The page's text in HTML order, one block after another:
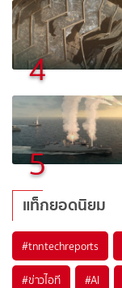
4
5
แท็กยอดนิยม
#tnntechreports
#ข่าวไอที #AI